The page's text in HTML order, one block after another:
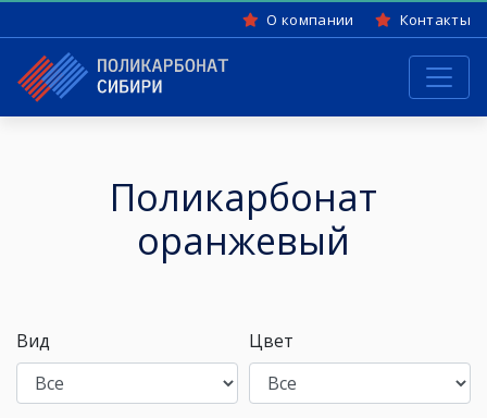
О компании Контакты
Поликарбонат
оранжевый
Вид Цвет